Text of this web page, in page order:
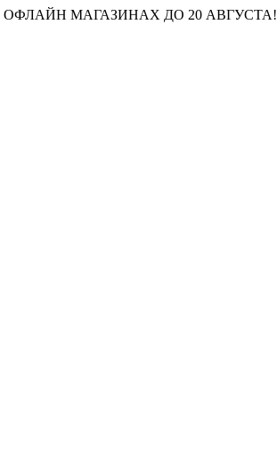
МАГАЗИНАХ ДО 20 АВГУСТА!